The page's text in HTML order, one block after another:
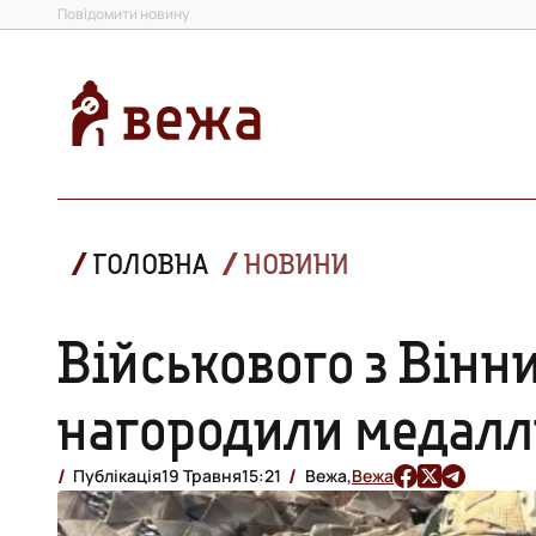
Повідомити новину
ГОЛОВНА НОВИНИ
Військового з
нагородили
Публікація19 Травня15:21 Вежа,Вежа